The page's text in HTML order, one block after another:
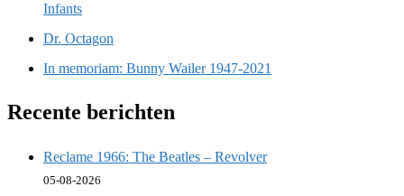
Infants
Dr. Octagon
In memoriam: Bunny Wailer 1947-2021
Recente berichten
Reclame 1966: The Beatles – Revolver
05-08-2026